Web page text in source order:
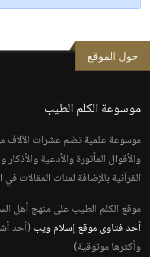
حول الموقع
موسوعة الكلم الطيب
موسوعة علمية تضم عشرات الآلاف
والأقوال المأثورة والأدعية
القرآنية بالإضافة لمئات المقالات في
موقع الكلم الطيب على منهج أهل
أحد فتاوى موقع إسلام ويب (أحد
وأكثرها موثوقية)